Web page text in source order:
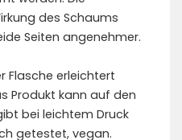
des Schaums
Seiten angenehmer.
Flasche erleichtert
Produkt kann auf den
bei leichtem Druck
getestet, vegan.